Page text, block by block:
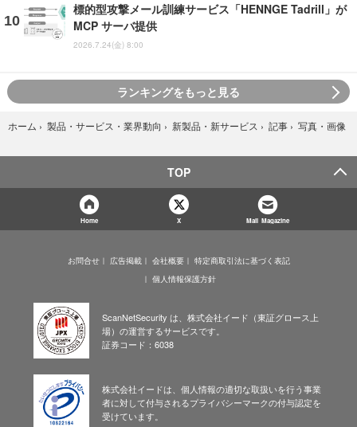
標的型攻撃メール訓練サービス「HENNGE Tadrill」が
MCP サーバ提供
2026.7.24(金) 8:00
ランキングをもっと見る
ホーム › 製品・サービス・業界動向 › 新製品・新サービス › 記事 › 写真・画像
TOP
Home X Mail Magazine
お問合せ 広告掲載 会社概要
特定商取引法に基づく表記
個人情報保護方針
ScanNetSecurity は、株式会社イード（東証グロース上
場）の運営するサービスです。
証券コード：6038
株式会社イードは、個人情報の適切な取扱いを行う事業
者に対して付与されるプライバシーマークの付与認定を
受けています。